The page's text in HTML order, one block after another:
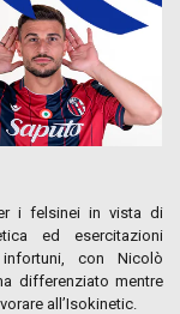
i felsinei in vista di
ed esercitazioni
con Nicolò
differenziato mentre
all’Isokinetic.